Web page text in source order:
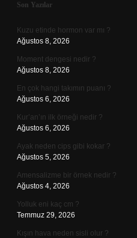
Sidebar
Son Yazılar
Kuzu etinde hormon var mı ?
Ağustos 8, 2026
Moment dengesi nedir ?
Ağustos 8, 2026
En çok hangi takımın puanı ?
Ağustos 6, 2026
Kur’an’ın ilk örneği nedir ?
Ağustos 6, 2026
Ayak neden cips gibi kokar ?
Ağustos 5, 2026
Amensalizme bir örnek nedir ?
Ağustos 4, 2026
Yolluk eni kaç cm ?
Temmuz 29, 2026
Kışın hava neden sisli olur ?